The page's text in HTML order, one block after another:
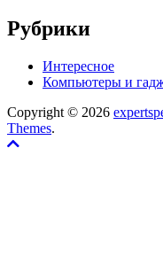
Рубрики
Интересное
Компьютеры и
Copyright © 2026
Themes.